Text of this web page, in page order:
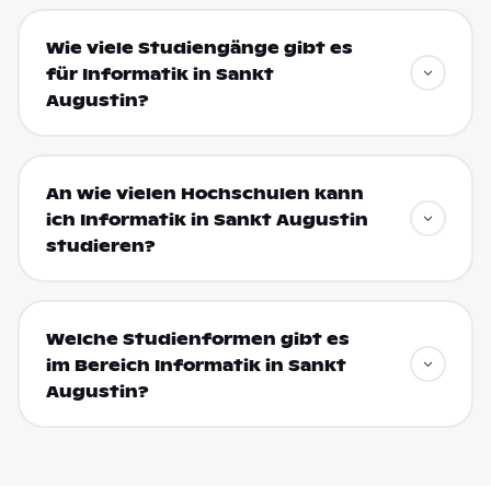
Wie viele Studiengänge gibt es
für Informatik in Sankt
Augustin?
An wie vielen Hochschulen kann
ich Informatik in Sankt Augustin
studieren?
Welche Studienformen gibt es
im Bereich Informatik in Sankt
Augustin?